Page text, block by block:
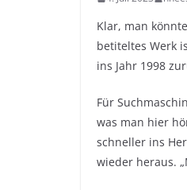
Klar, man
betiteltes Werk
ins Jahr 1998
Für
was man hier
schneller ins
wieder heraus.